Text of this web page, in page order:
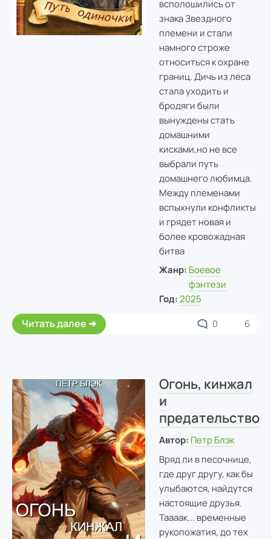
всполошились от
знака Звездного
племени и стали
намного строже
относиться к охране
границ. Дичь из леса
стала уходить и
бродяги были
вынуждены стать
домашними
кисками,но не все
выбрали путь
домашнего любимца.
Между племенами
вспыхнули конфликты
и грядет новая и
более кровожадная
битва
Жанр: Боевое
фэнтези
Год: 2025
Читать далее 0 6
Огонь, кинжал
и
предательство
Автор: Петр Блэк
Вряд ли в песочнице,
где друг другу, как бы
улыбаются, найдутся
настоящие друзья.
Таааак... временные
рукопожатия, до тех